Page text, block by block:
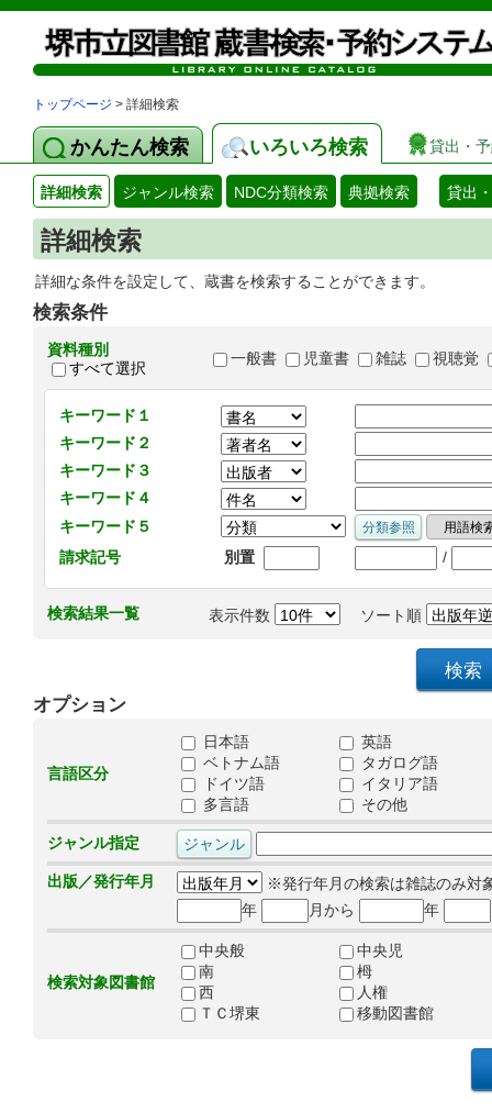
トップページ > 詳細検索
かんたん検索 いろいろ検索 貸出・
詳細検索 ジャンル検索 NDC分類検索 典拠検索 貸出
詳細検索
詳細な条件を設定して、蔵書を検索することができます。
検索条件
資料種別
すべて選択
一般書 児童書 雑誌 視聴覚
キーワード１
キーワード２
キーワード３
キーワード４
キーワード５
請求記号
別置 /
検索結果一覧 表示件数 ソート順
オプション
言語区分
日本語
英語
ベトナム語
タガログ語
ドイツ語
イタリア語
多言語
その他
ジャンル指定
出版／発行年月
※発行年月の検索は雑誌のみ対
年
月から 年
検索対象図書館
中央般
中央児
南
栂
西
人権
ＴＣ堺東
移動図書館